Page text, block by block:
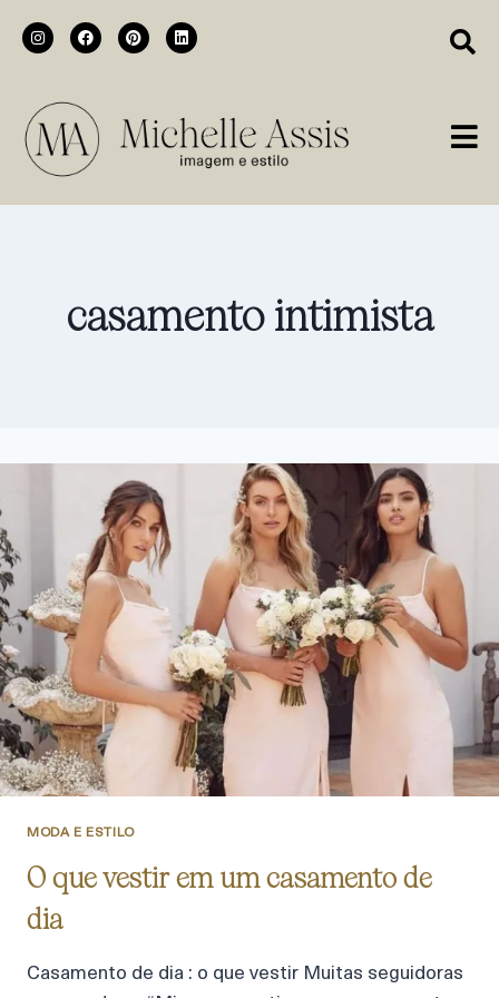
casamento intimista
MODA E ESTILO
O que vestir em um casamento de
dia
Casamento de dia : o que vestir Muitas seguidoras